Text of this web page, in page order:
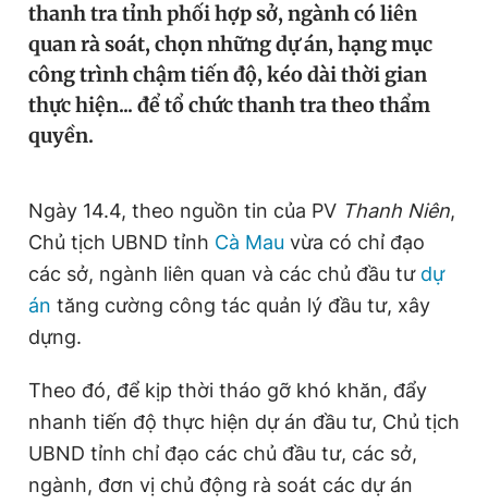
Video Magazine
Sản phẩm khác
Tiện ích
Thông tin tòa soạn Liên hệ quảng cáo
Đọc Thanh Niên trên điện thoại
thanh tra tỉnh phối hợp sở, ngành có liên
quan rà soát, chọn những dự án, hạng mục
công trình chậm tiến độ, kéo dài thời gian
thực hiện... để tổ chức thanh tra theo thẩm
quyền.
Ngày 14.4, theo nguồn tin của PV Thanh Niên,
Chủ tịch UBND tỉnh Cà Mau vừa có chỉ đạo
các sở, ngành liên quan và các chủ đầu tư dự
án tăng cường công tác quản lý đầu tư, xây
dựng.
Theo đó, để kịp thời tháo gỡ khó khăn, đẩy
nhanh tiến độ thực hiện dự án đầu tư, Chủ tịch
UBND tỉnh chỉ đạo các chủ đầu tư, các sở,
ngành, đơn vị chủ động rà soát các dự án